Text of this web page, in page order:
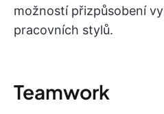
možností přizpůsobení
pracovních stylů.
Teamwork